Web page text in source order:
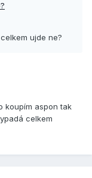
ujde ne?
koupím aspon tak
celkem